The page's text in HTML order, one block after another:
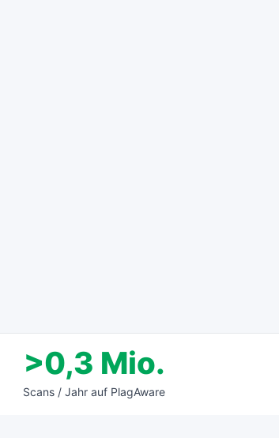
>0,3 Mio.
Scans / Jahr auf PlagAware